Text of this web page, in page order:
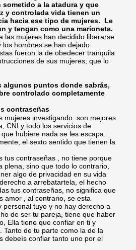
sometido a la atadura y que
y controlada vida tienen un
hacia ese tipo de mujeres. Le
y tengan como una marioneta.
las mujeres han decidido liberarse
los hombres se han dejado
fueron la de obedecer tranquila
de sus mujeres, que lo
algunos puntos donde sabrás,
controlado completamente
contraseñas
mujeres investigando son mejores
CNI y todo los servicios de
hubiere nada se les escapa.
el sexto sentido que tienen la
tus contraseñas , no tiene porque
plena, sino que todo lo contrario,
algo de privacidad en su vida
a arrebatartela, el hecho
tus contraseñas, no significa que
amor , al contrario, se esta
personal tuyo y no hay derecho a
de ser tu pareja, tiene que haber
Ella tiene que confiar en ti y
Tanto de tu parte como la de la
debeís confiar tanto uno por el